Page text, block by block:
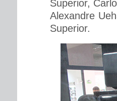
Superior,
Alexandre
Superior.